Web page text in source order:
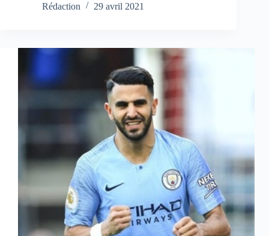
Rédaction
29 avril 2021